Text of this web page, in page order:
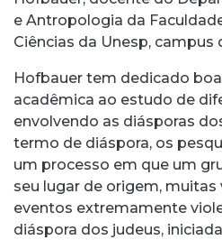
e Antropologia da
Ciências da Unesp, campus
Hofbauer tem dedicado
acadêmica ao estudo de
envolvendo as diásporas
termo de diáspora, os
um processo em que um
seu lugar de origem,
eventos extremamente
diáspora dos judeus,